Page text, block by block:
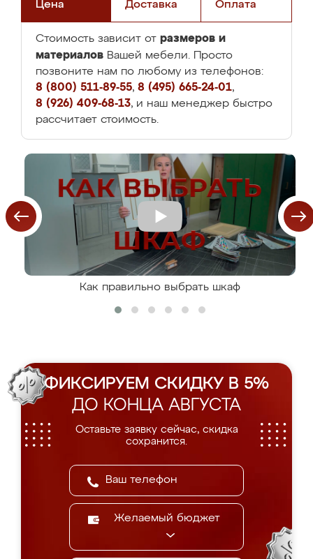
Цена Доставка Оплата
Стоимость зависит от размеров и
материалов Вашей мебели. Просто
позвоните нам по любому из телефонов:
8 (800) 511-89-55, 8 (495) 665-24-01,
8 (926) 409-68-13, и наш менеджер быстро
рассчитает стоимость.
Как правильно выбрать шкаф
ФИКСИРУЕМ СКИДКУ В 5%
ДО КОНЦА АВГУСТА
Оставьте заявку сейчас, скидка
сохранится.
Желаемый бюджет